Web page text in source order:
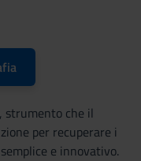
strumento che il
per recuperare i
e innovativo.